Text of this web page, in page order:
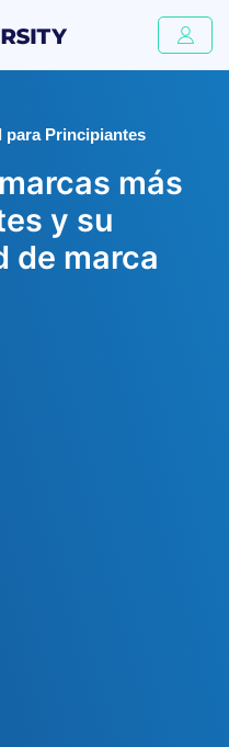
para Principiantes
más
y su
de marca